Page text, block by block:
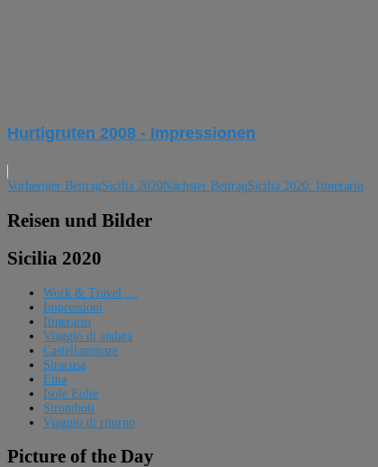
Hurtigruten 2008 - Impressionen
Beitragsnavigation
Vorheriger BeitragSicilia 2020Nächster BeitragSicilia 2020: Itinerario
Reisen und Bilder
Sicilia 2020
Work & Travel …
Impressioni
Itinerario
Viaggio di andata
Castellammare
Siracusa
Etna
Isole Eolie
Stromboli
Viaggio di ritorno
Picture of the Day